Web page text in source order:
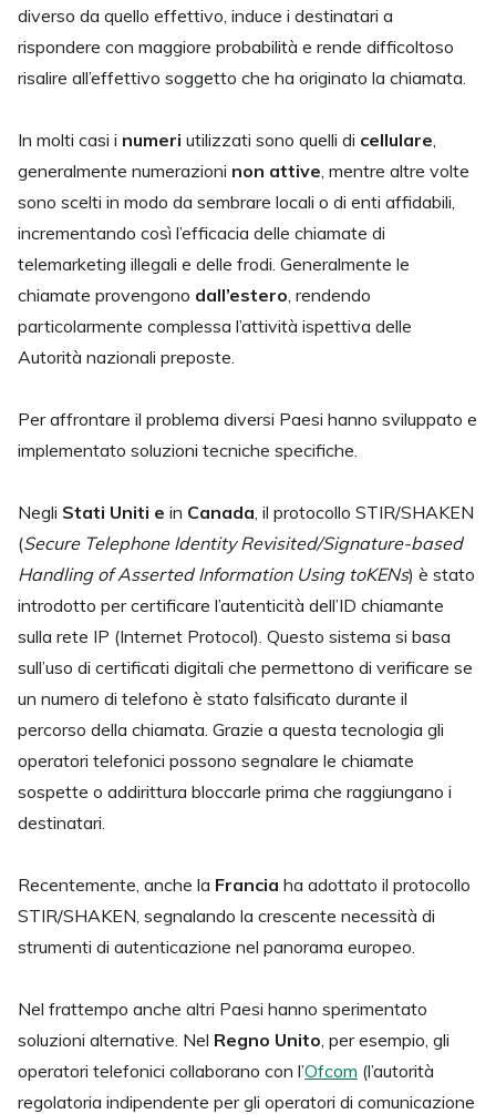
diverso da quello effettivo, induce i destinatari a
rispondere con maggiore probabilità e rende difficoltoso
risalire all’effettivo soggetto che ha originato la chiamata.
In molti casi i numeri utilizzati sono quelli di cellulare
generalmente numerazioni non attive , mentre altre volte
sono scelti in modo da sembrare locali o di enti affidabili,
incrementando così l’efficacia delle chiamate di
telemarketing illegali e delle frodi. Generalmente le
chiamate provengono dall’estero , rendendo
particolarmente complessa l’attività ispettiva delle
Autorità nazionali preposte.
Per affrontare il problema diversi Paesi hanno sviluppato e
implementato soluzioni tecniche specifiche.
Negli Stati Uniti e in Canada , il protocollo STIR/SHAKEN
(Secure Telephone Identity Revisited/Signature-based
Handling of Asserted Information Using toKENs) è stato
introdotto per certificare l’autenticità dell’ID chiamante
sulla rete IP (Internet Protocol). Questo sistema si basa
sull’uso di certificati digitali che permettono di verificare se
un numero di telefono è stato falsificato durante il
percorso della chiamata. Grazie a questa tecnologia gli
operatori telefonici possono segnalare le chiamate
sospette o addirittura bloccarle prima che raggiungano i
destinatari.
Recentemente, anche la Francia ha adottato il protocollo
STIR/SHAKEN, segnalando la crescente necessità di
strumenti di autenticazione nel panorama europeo.
Nel frattempo anche altri Paesi hanno sperimentato
soluzioni alternative. Nel Regno Unito , per esempio, gli
operatori telefonici collaborano con l’Ofcom (l’autorità
regolatoria indipendente per gli operatori di comunicazione